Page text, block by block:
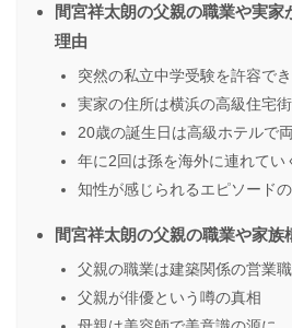
間宮祥太朗の父親の職業や実家
理由
突然の私立中学受験を許容で
実家の住所は横浜の高級住宅
20歳の誕生日は高級ホテルで
年に2回は孫を海外に連れてい
知性が感じられるエピソード
間宮祥太朗の父親の職業や家族
父親の職業は建築関係の営業職
父親が俳優という噂の真相